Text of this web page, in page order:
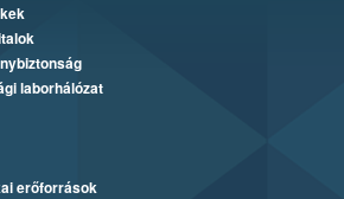
laborhálózat
erőforrások